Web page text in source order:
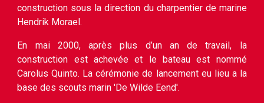
construction sous la direction du charpentier de marine
Hendrik Morael.
En mai 2000, après plus d’un an de travail, la
construction est achevée et le bateau est nommé
Carolus Quinto. La cérémonie de lancement eu lieu a la
base des scouts marin 'De Wilde Eend'.